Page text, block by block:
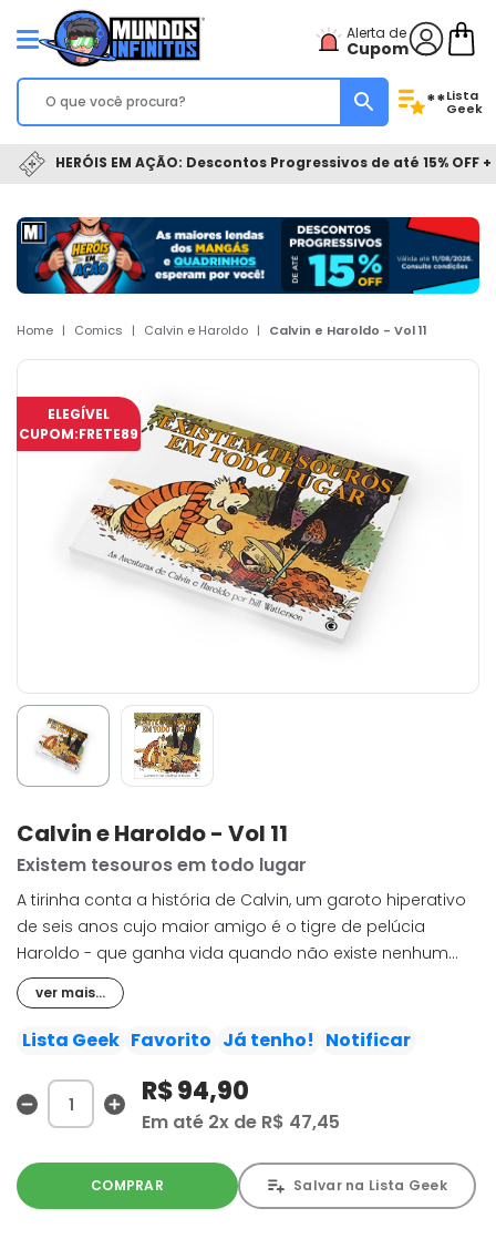
Alerta de
Cupom
**Lista
Geek
HERÓIS EM AÇÃO: Descontos Progressivos de até 15% OFF
Home | Comics | Calvin e Haroldo | Calvin e Haroldo - Vol 11
ELEGÍVEL
CUPOM:FRETE89
Calvin e Haroldo - Vol 11
Existem tesouros em todo lugar
A tirinha conta a história de Calvin, um garoto hiperativo
de seis anos cujo maior amigo é o tigre de pelúcia
Haroldo - que ganha vida quando não existe nenhum
adulto por perto. Ao lado das fantasias e brincadeiras da
dupla, surgem questões sobre política, cultura,
sociedade e a relação de Calvin com seus pais, colegas
conseguem traduzir como ingenuidade.
ver mais...
Lista Geek Favorito Já tenho! Notificar
R$ 94,90
Em até 2x de R$ 47,45
COMPRAR Salvar na Lista Geek